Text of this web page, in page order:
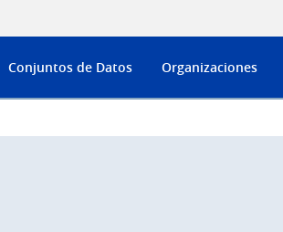
Conjuntos de Datos Organizaciones